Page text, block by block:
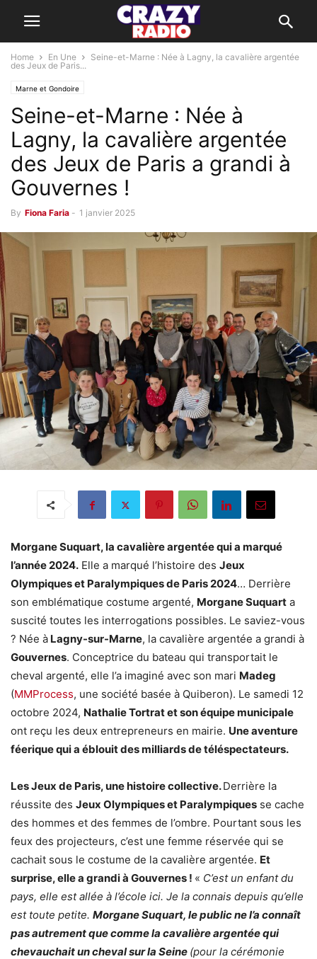
Home En Une
Seine-et-Marne : Née à Lagny, la cavalière argentée
des Jeux de Paris...
Marne et Gondoire
Seine-et-Marne : Née à
Lagny, la cavalière argentée
des Jeux de Paris a grandi à
Gouvernes !
By Fiona Faria - 1 janvier 2025
Morgane Suquart, la cavalière argentée qui a marqué
l’année 2024. Elle a marqué l’histoire des Jeux
Olympiques et Paralympiques de Paris 2024… Derrière
son emblématique costume argenté, Morgane Suquart a
suscité toutes les interrogations possibles. Le saviez-vous
? Née à Lagny-sur-Marne, la cavalière argentée a grandi à
Gouvernes. Conceptrice du bateau qui transportait le
cheval argenté, elle l’a imaginé avec son mari Madeg
(MMProcess, une société basée à Quiberon). Le samedi 12
octobre 2024, NathalieTortratet son équipe municipale
ont reçu les deux entrepreneurs en mairie. Une aventure
féerique qui a éblouit des milliards detéléspectateurs.
Les Jeux de Paris, une histoire collective.Derrière la
réussite des Jeux Olympiques et Paralympiques se cache
des hommes et des femmes de l’ombre. Pourtant sous les
feux des projecteurs, c’est une femme réservée qui se
cachait sous le costume de la cavalière argentée. Et
surprise, elle a grandi à Gouvernes ! « C’est un enfant du
pays, elle est allée à l’école ici. Je la connais depuis qu’elle
est toute petite. Morgane Suquart, le public ne l’a connaît
pas autrement que comme la cavalière argentée qui
chevauchait un cheval sur la Seine (pour la cérémonie